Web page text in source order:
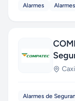
Alarmes
Alarmes de